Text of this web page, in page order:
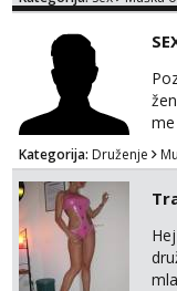
za
Kategorija: Druženje